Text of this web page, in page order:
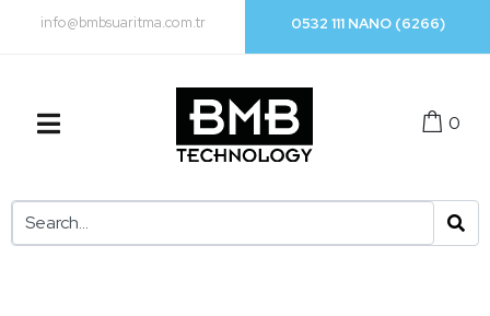
info@bmbsuaritma.com.tr 0532 111 NANO (6266)
0